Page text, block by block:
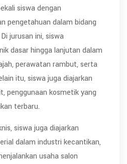
siswa dengan
pengetahuan dalam bidang
jurusan ini, siswa
dasar hingga lanjutan dalam
perawatan rambut, serta
itu, siswa juga diajarkan
penggunaan kosmetik yang
terbaru.
siswa juga diajarkan
dalam industri kecantikan,
usaha salon